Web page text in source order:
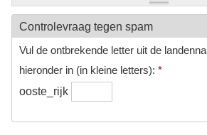
Controlevraag tegen spam
Vul de ontbrekende letter uit de
hieronder in (in kleine letters): *
ooste_rijk